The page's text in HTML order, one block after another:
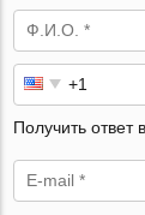
Получить ответ в